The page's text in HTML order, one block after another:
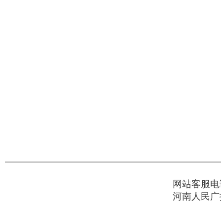
网站客服
河南人民